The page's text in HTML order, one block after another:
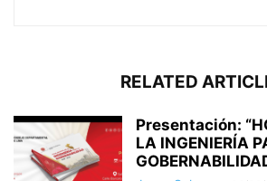
RELATED
Presentación:
LA INGENIERÍA